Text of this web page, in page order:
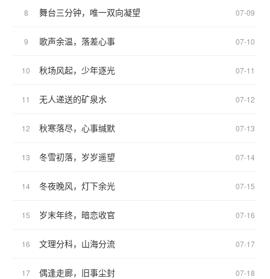
8 舞台三分钟，唯一双向凝望 07-09
9 歌声余温，落差心事 07-10
10 秋场风起，少年逐光 07-11
11 无人递送的矿泉水 07-12
12 秋寒落尽，心事缄默 07-13
13 冬雪初落，岁岁遥望 07-14
14 冬夜晚风，灯下余光 07-15
15 岁末年终，暗恋收官 07-16
16 文理分科，山海分流 07-17
17 偶逢走廊，旧事尘封 07-18